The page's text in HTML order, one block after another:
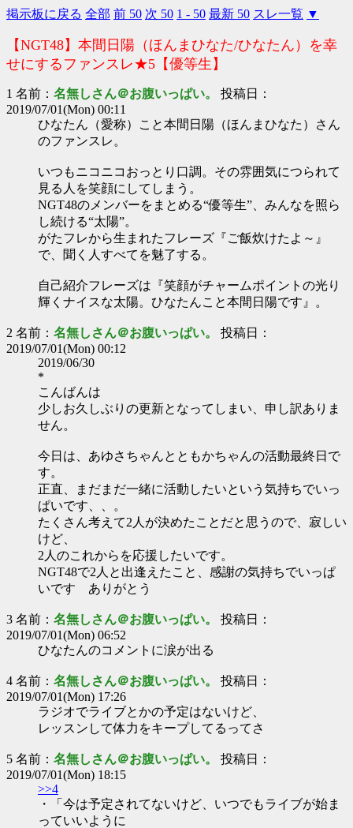
掲示板に戻る 全部 前 50 次 50 1 - 50 最新 50 スレ一覧 ▼
【NGT48】本間日陽（ほんまひなた/ひなたん）を幸
せにするファンスレ★5【優等生】
1 名前： 名無しさん＠お腹いっぱい。 投稿日：
2019/07/01(Mon) 00:11
ひなたん（愛称）こと本間日陽（ほんまひなた）さん
のファンスレ。
いつもニコニコおっとり口調。その雰囲気につられて
見る人を笑顔にしてしまう。
NGT48のメンバーをまとめる“優等生”、みんなを照ら
し続ける“太陽”。
がたフレから生まれたフレーズ『ご飯炊けたよ～』
で、聞く人すべてを魅了する。
自己紹介フレーズは『笑顔がチャームポイントの光り
輝くナイスな太陽。ひなたんこと本間日陽です』。
2 名前： 名無しさん＠お腹いっぱい。 投稿日：
2019/07/01(Mon) 00:12
2019/06/30
*
こんばんは
少しお久しぶりの更新となってしまい、申し訳ありま
せん。
今日は、あゆさちゃんとともかちゃんの活動最終日で
す。
正直、まだまだ一緒に活動したいという気持ちでいっ
ぱいです、、。
たくさん考えて2人が決めたことだと思うので、寂しい
けど、
2人のこれからを応援したいです。
NGT48で2人と出逢えたこと、感謝の気持ちでいっぱ
いです ありがとう
3 名前： 名無しさん＠お腹いっぱい。 投稿日：
2019/07/01(Mon) 06:52
ひなたんのコメントに涙が出る
4 名前： 名無しさん＠お腹いっぱい。 投稿日：
2019/07/01(Mon) 17:26
ラジオでライブとかの予定はないけど、
レッスンして体力をキープしてるってさ
5 名前： 名無しさん＠お腹いっぱい。 投稿日：
2019/07/01(Mon) 18:15
>>4
・「今は予定されてないけど、いつでもライブが始ま
っていいように